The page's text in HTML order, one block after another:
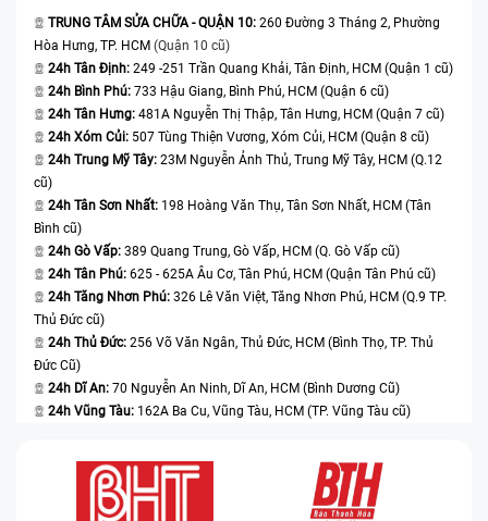
TRUNG TÂM SỬA CHỮA - QUẬN 10: 260 Đường 3 Tháng 2, Phường
Hòa Hưng, TP. HCM (Quận 10 cũ)
24h Tân Định: 249 -251 Trần Quang Khải, Tân Định, HCM (Quận 1 cũ)
24h Bình Phú: 733 Hậu Giang, Bình Phú, HCM (Quận 6 cũ)
24h Tân Hưng: 481A Nguyễn Thị Thập, Tân Hưng, HCM (Quận 7 cũ)
24h Xóm Củi: 507 Tùng Thiện Vương, Xóm Củi, HCM (Quận 8 cũ)
24h Trung Mỹ Tây: 23M Nguyễn Ảnh Thủ, Trung Mỹ Tây, HCM (Q.12
cũ)
24h Tân Sơn Nhất: 198 Hoàng Văn Thụ, Tân Sơn Nhất, HCM (Tân
Bình cũ)
24h Gò Vấp: 389 Quang Trung, Gò Vấp, HCM (Q. Gò Vấp cũ)
24h Tân Phú: 625 - 625A Âu Cơ, Tân Phú, HCM (Quận Tân Phú cũ)
24h Tăng Nhơn Phú: 326 Lê Văn Việt, Tăng Nhơn Phú, HCM (Q.9 TP.
Thủ Đức cũ)
24h Thủ Đức: 256 Võ Văn Ngân, Thủ Đức, HCM (Bình Thọ, TP. Thủ
Đức Cũ)
24h Dĩ An: 70 Nguyễn An Ninh, Dĩ An, HCM (Bình Dương Cũ)
24h Vũng Tàu: 162A Ba Cu, Vũng Tàu, HCM (TP. Vũng Tàu cũ)